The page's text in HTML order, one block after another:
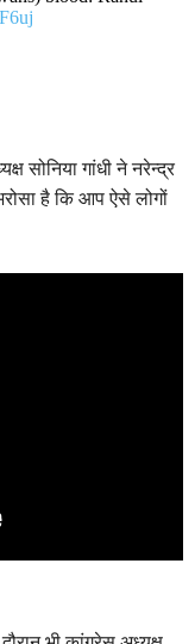
सोनिया गांधी ने नरेन्द्र
है कि आप ऐसे लोगों